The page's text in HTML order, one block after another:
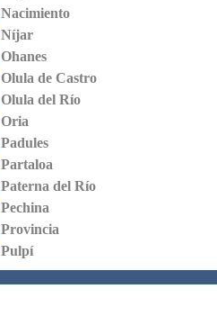
Nacimiento
Níjar
Ohanes
Olula de Castro
Olula del Río
Oria
Padules
Partaloa
Paterna del Río
Pechina
Provincia
Pulpí